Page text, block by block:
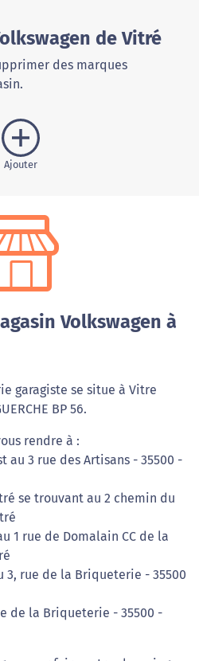
de Vitré
des marques
Ajouter
Volkswagen à
garagiste se situe à Vitre
BP 56.
rendre à :
au 3 rue des Artisans - 35500 -
se trouvant au 2 chemin du
1 rue de Domalain CC de la
3, rue de la Briqueterie - 35500
de la Briqueterie - 35500 -